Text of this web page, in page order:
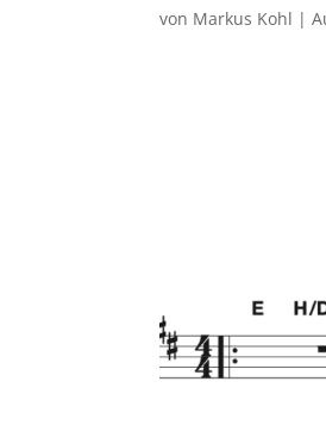
von Markus Kohl |